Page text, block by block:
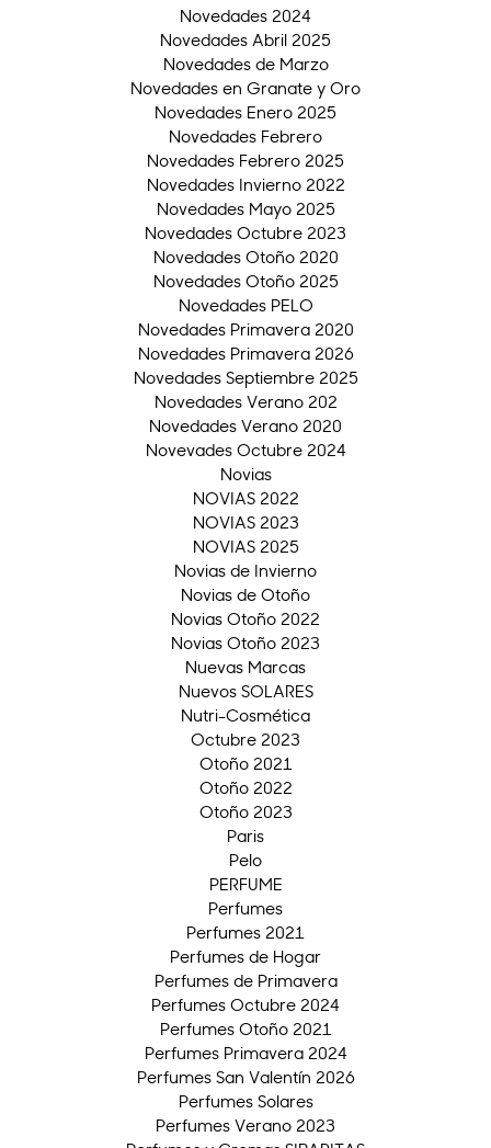
Novedades 2024
Novedades Abril 2025
Novedades de Marzo
Novedades en Granate y Oro
Novedades Enero 2025
Novedades Febrero
Novedades Febrero 2025
Novedades Invierno 2022
Novedades Mayo 2025
Novedades Octubre 2023
Novedades Otoño 2020
Novedades Otoño 2025
Novedades PELO
Novedades Primavera 2020
Novedades Primavera 2026
Novedades Septiembre 2025
Novedades Verano 202
Novedades Verano 2020
Novevades Octubre 2024
Novias
NOVIAS 2022
NOVIAS 2023
NOVIAS 2025
Novias de Invierno
Novias de Otoño
Novias Otoño 2022
Novias Otoño 2023
Nuevas Marcas
Nuevos SOLARES
Nutri-Cosmética
Octubre 2023
Otoño 2021
Otoño 2022
Otoño 2023
Paris
Pelo
PERFUME
Perfumes
Perfumes 2021
Perfumes de Hogar
Perfumes de Primavera
Perfumes Octubre 2024
Perfumes Otoño 2021
Perfumes Primavera 2024
Perfumes San Valentín 2026
Perfumes Solares
Perfumes Verano 2023